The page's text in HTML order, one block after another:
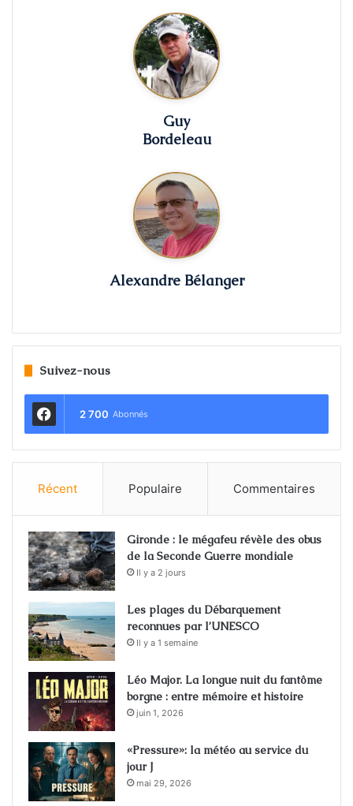
Guy
Bordeleau
Alexandre Bélanger
Suivez-nous
2 700 Abonnés
Récent Populaire Commentaires
Gironde : le mégafeu révèle des obus
de la Seconde Guerre mondiale
Il y a 2 jours
Les plages du Débarquement
reconnues par l’UNESCO
Il y a 1 semaine
Léo Major. La longue nuit du fantôme
borgne : entre mémoire et histoire
juin 1, 2026
«Pressure»: la météo au service du
jour J
mai 29, 2026